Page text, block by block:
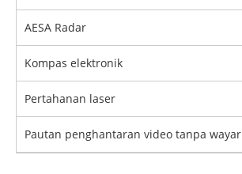
AESA Radar
Kompas elektronik
Pertahanan laser
Pautan penghantaran video tanpa wayar